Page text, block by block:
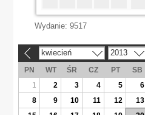
Wydanie: 9517
kwiecień 2013
PN WT ŚR CZ PT SB
1
2 3 4 5 6
8
9 10 11 12 13